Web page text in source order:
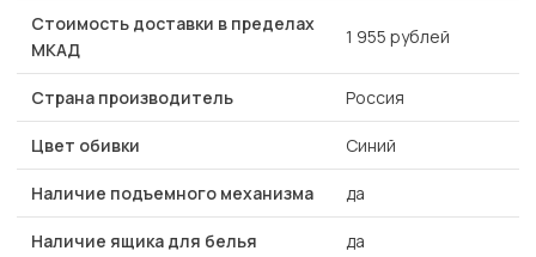
Стоимость доставки в пределах
МКАД
1 955 рублей
Страна производитель Россия
Цвет обивки Синий
Наличие подъемного механизма да
Наличие ящика для белья да